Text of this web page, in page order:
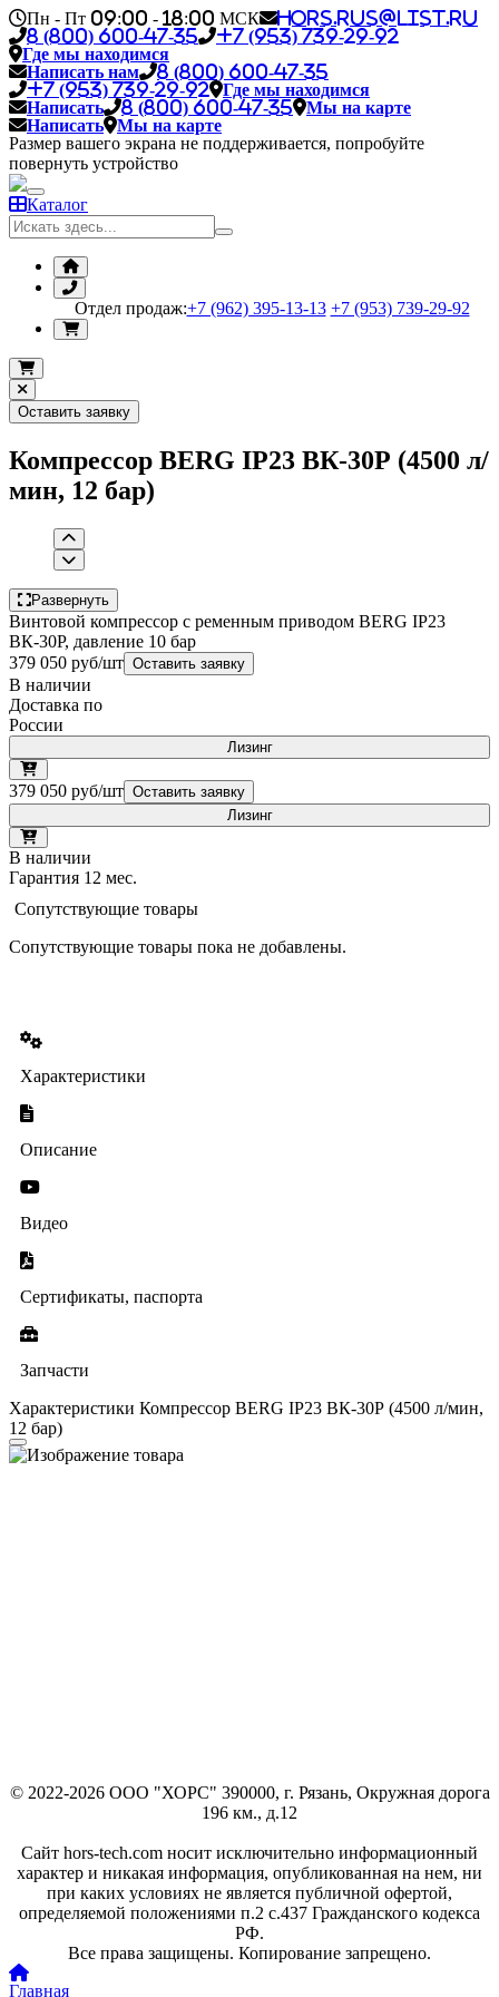
Пн - Пт 09:00 - 18:00 МСК
hors.rus@list.ru
8 (800) 600-47-35
+7 (953) 739-29-92
Где мы находимся
Написать нам
8 (800) 600-47-35
+7 (953) 739-29-92
Где мы находимся
Написать
8 (800) 600-47-35
Мы на карте
Написать
Мы на карте
Размер вашего экрана не поддерживается, попробуйте
повернуть устройство
Каталог
Отдел продаж:+7 (962) 395-13-13 +7 (953) 739-29-92
Оставить заявку
Компрессор BERG IP23 ВК-30Р (4500 л/
мин, 12 бар)
Развернуть
Винтовой компрессор с ременным приводом BERG IP23
ВК-30Р, давление 10 бар
379 050 руб/шт Оставить заявку
В наличии
Доставка по
России
Лизинг
379 050 руб/шт Оставить заявку
Лизинг
В наличии
Гарантия 12 мес.
Сопутствующие товары
Сопутствующие товары пока не добавлены.
Характеристики
Описание
Видео
Сертификаты, паспорта
Запчасти
Характеристики Компрессор BERG IP23 ВК-30Р (4500 л/мин,
12 бар)
© 2022-2026 ООО "ХОРС" 390000, г. Рязань, Окружная дорога
196 км., д.12
Сайт hors-tech.com носит исключительно информационный
характер и никакая информация, опубликованная на нем, ни
при каких условиях не является публичной офертой,
определяемой положениями п.2 с.437 Гражданского кодекса
РФ.
Все права защищены. Копирование запрещено.
Главная